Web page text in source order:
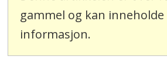
gammel og kan
informasjon.